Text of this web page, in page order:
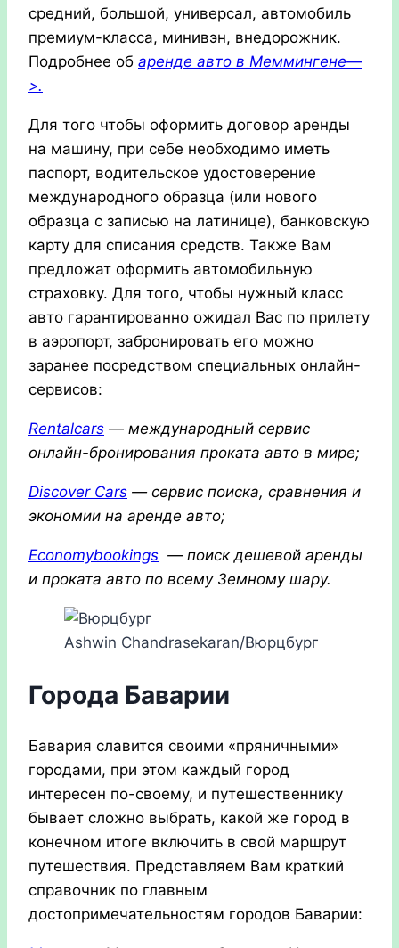
средний, большой, универсал, автомобиль
премиум-класса, минивэн, внедорожник.
Подробнее об аренде авто в Меммингене—
>.
Для того чтобы оформить договор аренды
на машину, при себе необходимо иметь
паспорт, водительское удостоверение
международного образца (или нового
образца с записью на латинице), банковскую
карту для списания средств. Также Вам
предложат оформить автомобильную
страховку. Для того, чтобы нужный класс
авто гарантированно ожидал Вас по прилету
в аэропорт, забронировать его можно
заранее посредством специальных онлайн-
сервисов:
Rentalcars — международный сервис
онлайн-бронирования проката авто в мире;
Discover Cars — сервис поиска, сравнения и
экономии на аренде авто;
Economybookings — поиск дешевой аренды
и проката авто по всему Земному шару.
Ashwin Chandrasekaran/Вюрцбург
Города Баварии
Бавария славится своими «пряничными»
городами, при этом каждый город
интересен по-своему, и путешественнику
бывает сложно выбрать, какой же город в
конечном итоге включить в свой маршрут
путешествия. Представляем Вам краткий
справочник по главным
достопримечательностям городов Баварии: